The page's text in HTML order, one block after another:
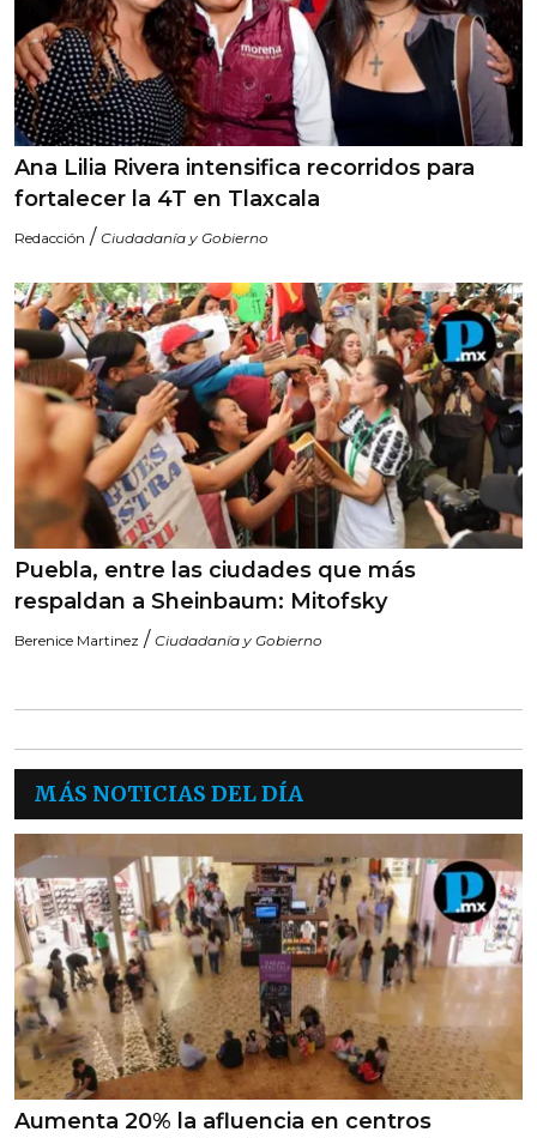
Ana Lilia Rivera intensifica recorridos para
fortalecer la 4T en Tlaxcala
Redacción / Ciudadanía y Gobierno
Puebla, entre las ciudades que más
respaldan a Sheinbaum: Mitofsky
Berenice Martinez / Ciudadanía y Gobierno
MÁS NOTICIAS DEL DÍA
Aumenta 20% la afluencia en centros